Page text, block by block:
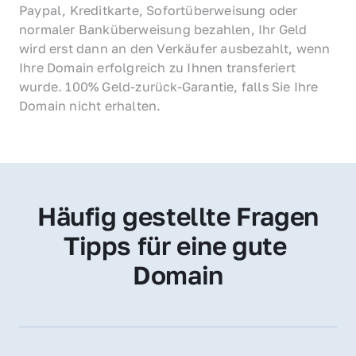
Paypal, Kreditkarte, Sofortüberweisung oder
normaler Banküberweisung bezahlen, Ihr Geld
wird erst dann an den Verkäufer ausbezahlt, wenn
Ihre Domain erfolgreich zu Ihnen transferiert
wurde. 100% Geld-zurück-Garantie, falls Sie Ihre
Domain nicht erhalten.
Häufig gestellte Fragen
Tipps für eine gute
Domain